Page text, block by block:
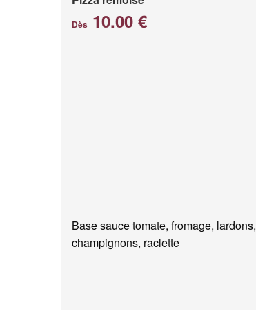
Dès 10.00 €
Base sauce tomate, fromage, lardons,
champignons, raclette